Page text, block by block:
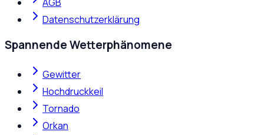
Datenschutzerklärung
Spannende Wetterphänomene
Gewitter
Hochdruckkeil
Tornado
Orkan